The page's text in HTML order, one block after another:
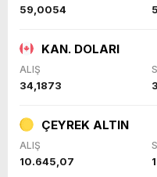
59,0054
KAN. DOLARI
ALIŞ
34,1873
ÇEYREK ALTIN
ALIŞ
10.645,07